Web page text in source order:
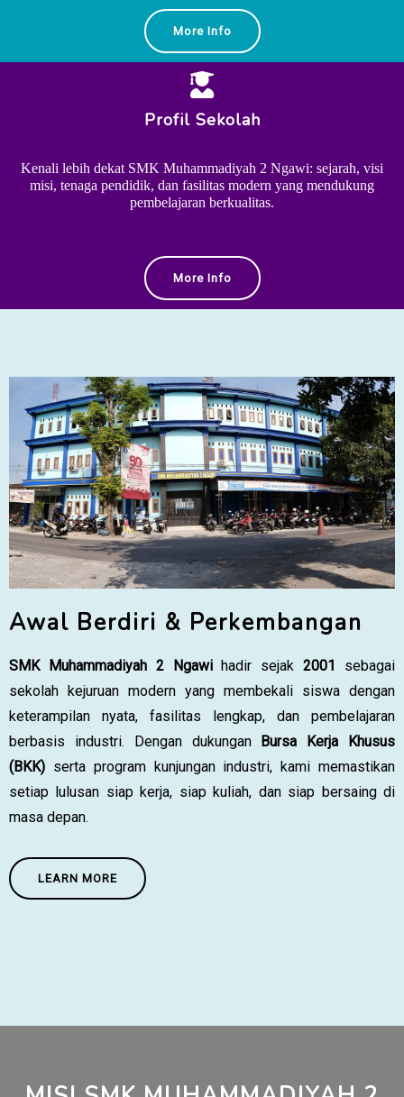
More Info
Profil Sekolah
Kenali lebih dekat SMK Muhammadiyah 2 Ngawi: sejarah, visi
misi, tenaga pendidik, dan fasilitas modern yang mendukung
pembelajaran berkualitas.
More Info
Awal Berdiri & Perkembangan
SMK Muhammadiyah 2 Ngawihadir sejak2001
sebagai
sekolah kejuruan modern yang membekali siswa dengan
keterampilan nyata, fasilitas lengkap, dan pembelajaran
berbasis industri. Dengan dukungan Bursa Kerja Khusus
(BKK) serta program kunjungan industri, kami memastikan
setiap lulusan siap kerja, siap kuliah, dan siap bersaing di
masa depan.
LEARN MORE